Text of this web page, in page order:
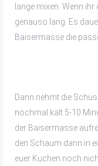
lange mixen. Wenn
genauso lang. Es
Baisermasse die
Dann nehmt die
nochmal kalt 5-10
der Baisermasse
den Schaum dann in
euer Kuchen noch